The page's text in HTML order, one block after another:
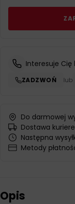
Interesuje
ZADZWOŃ lub
Do darmowej
Dostawa
Następna
Metody
Opis